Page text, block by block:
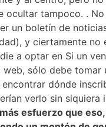
ocultar tampoco. . No
un boletín de
y ciertamente no
a optar en Si un
web, sólo debe tomar
dónde
verlo sin siquiera
esfuerzo que eso,